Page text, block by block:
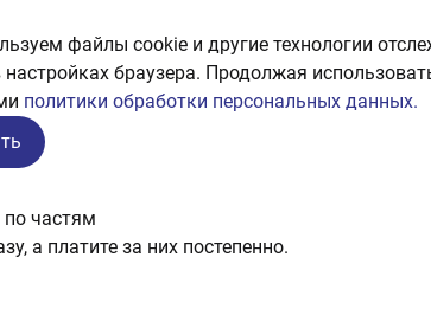
файлы cookie и другие технологии
настройках браузера. Продолжая
политики обработки персональных данных.
по частям
а платите за них постепенно.